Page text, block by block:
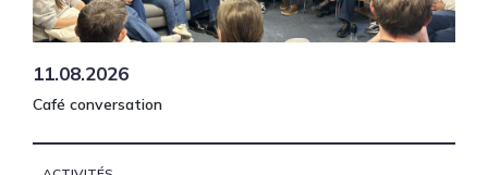
11.08.2026
Café conversation